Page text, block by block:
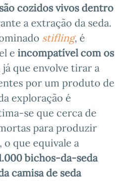
cozidos vivos dentro
a extração da seda.
stifling, é
e incompatível com os
já que envolve tirar a
por um produto de
exploração é
se que cerca de
para produzir
, o que equivale a
bichos-da-seda
camisa de seda